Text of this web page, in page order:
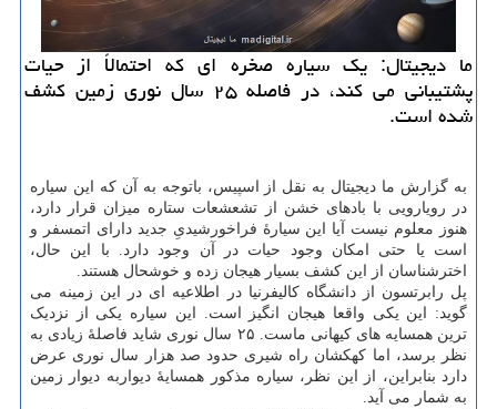
ما دیجیتال: یک سیاره صخره ای که احتمالاً از حیات
پشتیبانی می کند، در فاصله ۲۵ سال نوری زمین کشف
شده است.
به گزارش ما دیجیتال به نقل از اسپیس، باتوجه به آن که این سیاره
در رویارویی با بادهای خشن از تشعشعات ستاره میزان قرار دارد،
هنوز معلوم نیست آیا این سیارهٔ فراخورشیدیِ جدید دارای اتمسفر و
است یا حتی امکان وجود حیات در آن وجود دارد. با این حال،
اخترشناسان از این کشف بسیار هیجان زده و خوشحال هستند.
پل رابرتسون از دانشگاه کالیفرنیا در اطلاعیه ای در این زمینه می
گوید: این یکی واقعا هیجان انگیز است. این سیاره یکی از نزدیک
ترین همسایه های کیهانی ماست. ۲۵ سال نوری شاید فاصلهٔ زیادی به
نظر برسد، اما کهکشان راه شیری حدود صد هزار سال نوری عرض
دارد بنابراین، از این نظر، سیاره مذکور همسایهٔ دیواربه دیوار زمین
به شمار می آید.